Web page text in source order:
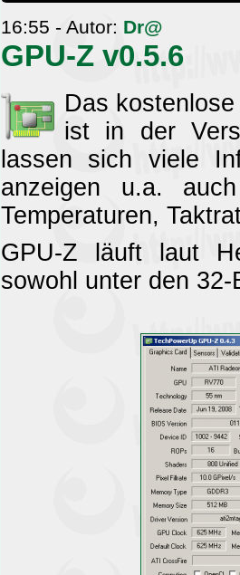
16:55 - Autor: Dr@
GPU-Z v0.5.6
Das
ist in der
lassen sich viele
anzeigen u.a.
Temperaturen,
GPU-Z läuft laut
sowohl unter den